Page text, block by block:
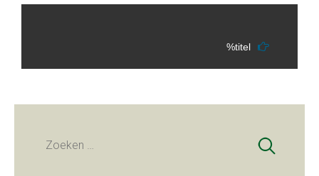
%titel
Zoeken